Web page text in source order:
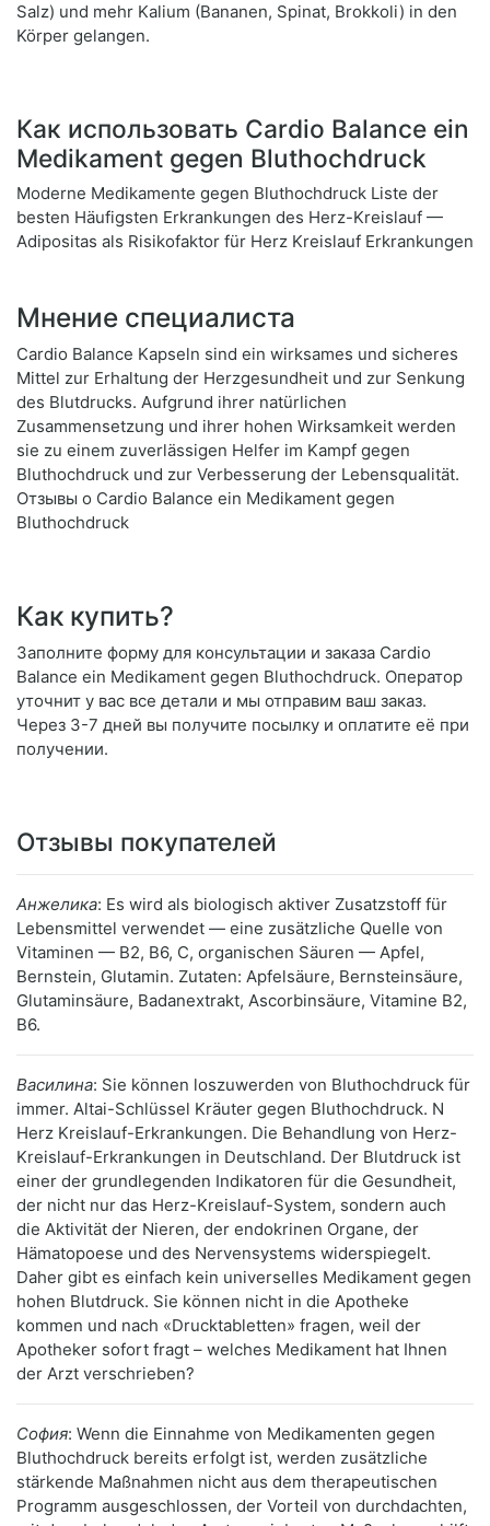
Salz) und mehr Kalium (Bananen, Spinat, Brokkoli) in den
Körper gelangen.
Как использовать Cardio Balance ein
Medikament gegen Bluthochdruck
Moderne Medikamente gegen Bluthochdruck Liste der
besten Häufigsten Erkrankungen des Herz-Kreislauf —
Adipositas als Risikofaktor für Herz Kreislauf Erkrankungen
Мнение специалиста
Cardio Balance Kapseln sind ein wirksames und sicheres
Mittel zur Erhaltung der Herzgesundheit und zur Senkung
des Blutdrucks. Aufgrund ihrer natürlichen
Zusammensetzung und ihrer hohen Wirksamkeit werden
sie zu einem zuverlässigen Helfer im Kampf gegen
Bluthochdruck und zur Verbesserung der Lebensqualität.
Отзывы о Cardio Balance ein Medikament gegen
Bluthochdruck
Как купить?
Заполните форму для консультации и заказа Cardio
Balance ein Medikament gegen Bluthochdruck. Оператор
уточнит у вас все детали и мы отправим ваш заказ.
Через 3-7 дней вы получите посылку и оплатите её при
получении.
Отзывы покупателей
Анжелика: Es wird als biologisch aktiver Zusatzstoff für
Lebensmittel verwendet — eine zusätzliche Quelle von
Vitaminen — B2, B6, C, organischen Säuren — Apfel,
Bernstein, Glutamin. Zutaten: Apfelsäure, Bernsteinsäure,
Glutaminsäure, Badanextrakt, Ascorbinsäure, Vitamine B2,
B6.
Василина: Sie können loszuwerden von Bluthochdruck für
immer. Altai-Schlüssel Kräuter gegen Bluthochdruck. N
Herz Kreislauf-Erkrankungen. Die Behandlung von Herz-
Kreislauf-Erkrankungen in Deutschland. Der Blutdruck ist
einer der grundlegenden Indikatoren für die Gesundheit,
der nicht nur das Herz-Kreislauf-System, sondern auch
die Aktivität der Nieren, der endokrinen Organe, der
Hämatopoese und des Nervensystems widerspiegelt.
Daher gibt es einfach kein universelles Medikament gegen
hohen Blutdruck. Sie können nicht in die Apotheke
kommen und nach «Drucktabletten» fragen, weil der
Apotheker sofort fragt – welches Medikament hat Ihnen
der Arzt verschrieben?
София: Wenn die Einnahme von Medikamenten gegen
Bluthochdruck bereits erfolgt ist, werden zusätzliche
stärkende Maßnahmen nicht aus dem therapeutischen
Programm ausgeschlossen, der Vorteil von durchdachten,